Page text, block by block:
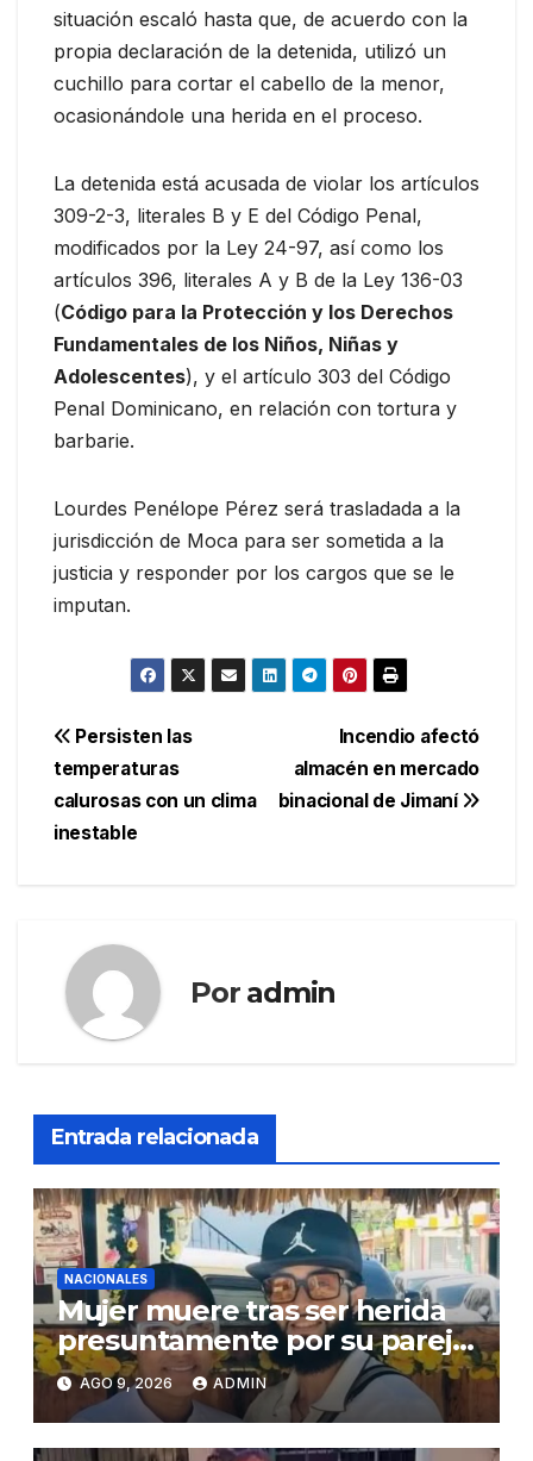
situación escaló hasta que, de acuerdo con la
propia declaración de la detenida, utilizó un
cuchillo para cortar el cabello de la menor,
ocasionándole una herida en el proceso.
La detenida está acusada de violar los artículos
309-2-3, literales B y E del Código Penal,
modificados por la Ley 24-97, así como los
artículos 396, literales A y B de la Ley 136-03
(Código para la Protección y los Derechos
Fundamentales de los Niños, Niñas y
Adolescentes), y el artículo 303 del Código
Penal Dominicano, en relación con tortura y
barbarie.
Lourdes Penélope Pérez será trasladada a la
jurisdicción de Moca para ser sometida a la
justicia y responder por los cargos que se le
imputan.
Navegación
de
entradas
Incendio afectó
almacén en mercado
binacional de Jimaní
Persisten las
temperaturas
calurosas con un clima
inestable
Por admin
Entrada relacionada
NACIONALES
Mujer muere tras ser herida
presuntamente por su pareja
en Montecristi
AGO 9, 2026 ADMIN